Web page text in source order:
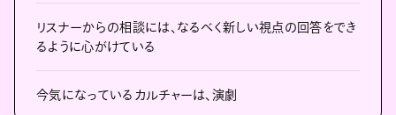
リスナーからの相談には、なるべく新しい視点の回答をでき
るように心がけている
今気になっているカルチャーは、演劇